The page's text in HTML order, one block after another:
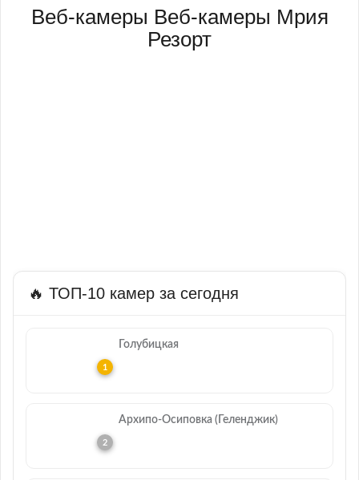
Веб-камеры Веб-камеры Мрия
Резорт
🔥 ТОП-10 камер за сегодня
Голубицкая
Архипо-Осиповка (Геленджик)